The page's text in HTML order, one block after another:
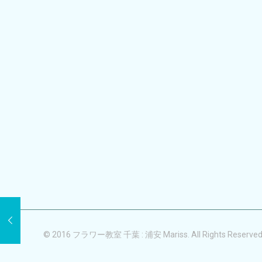
© 2016 フラワー教室 千葉 : 浦安 Mariss. All Rights